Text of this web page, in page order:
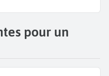
pour un